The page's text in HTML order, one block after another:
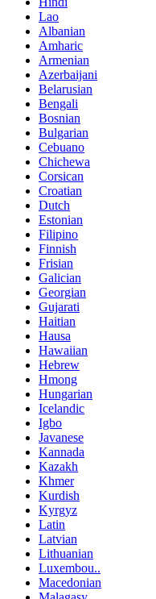
Lao
Albanian
Amharic
Armenian
Azerbaijani
Belarusian
Bengali
Bosnian
Bulgarian
Cebuano
Chichewa
Corsican
Croatian
Dutch
Estonian
Filipino
Finnish
Frisian
Galician
Georgian
Gujarati
Haitian
Hausa
Hawaiian
Hebrew
Hmong
Hungarian
Icelandic
Igbo
Javanese
Kannada
Kazakh
Khmer
Kurdish
Kyrgyz
Latin
Latvian
Lithuanian
Luxembou..
Macedonian